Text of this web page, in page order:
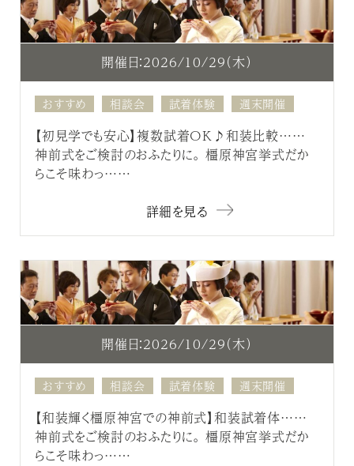
開催日：2026/10/29（木）
おすすめ 相談会 試着体験 週末開催
【初見学でも安心】複数試着OK♪和装比較……
神前式をご検討のおふたりに。 橿原神宮挙式だか
らこそ味わっ……
詳細を見る
開催日：2026/10/29（木）
おすすめ 相談会 試着体験 週末開催
【和装輝く橿原神宮での神前式】和装試着体……
神前式をご検討のおふたりに。 橿原神宮挙式だか
らこそ味わっ……